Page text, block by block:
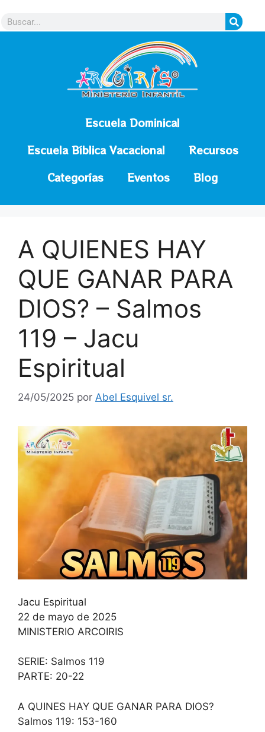
Escuela Dominical
Escuela Bíblica Vacacional
Recursos
Categorías
Eventos Blog
A QUIENES HAY
QUE GANAR PARA
DIOS? – Salmos
119 – Jacu
Espiritual
24/05/2025 por Abel Esquivel sr.
Jacu Espiritual
22 de mayo de 2025
MINISTERIO ARCOIRIS
SERIE: Salmos 119
PARTE: 20-22
A QUINES HAY QUE GANAR PARA DIOS?
Salmos 119: 153-160